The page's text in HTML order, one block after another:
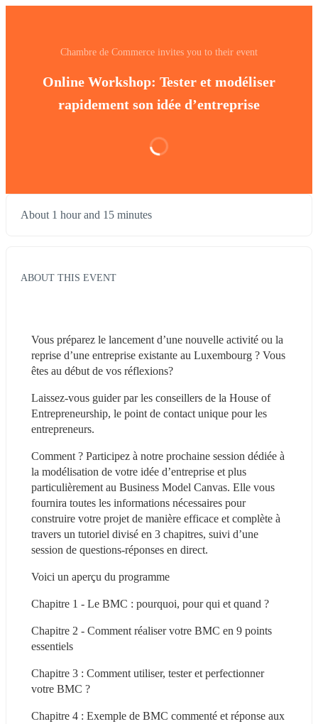
Chambre de Commerce invites you to their event
Online Workshop: Tester et modéliser
rapidement son idée d’entreprise
About 1 hour and 15 minutes
ABOUT THIS EVENT
Vous préparez le lancement d’une nouvelle activité ou la
reprise d’une entreprise existante au Luxembourg ? Vous
êtes au début de vos réflexions?
Laissez-vous guider par les conseillers de la House of
Entrepreneurship, le point de contact unique pour les
entrepreneurs.
Comment ? Participez à notre prochaine session dédiée à
la modélisation de votre idée d’entreprise et plus
particulièrement au Business Model Canvas. Elle vous
fournira toutes les informations nécessaires pour
construire votre projet de manière efficace et complète à
travers un tutoriel divisé en 3 chapitres, suivi d’une
session de questions-réponses en direct.
Voici un aperçu du programme
Chapitre 1 - Le BMC : pourquoi, pour qui et quand ?
Chapitre 2 - Comment réaliser votre BMC en 9 points
essentiels
Chapitre 3 : Comment utiliser, tester et perfectionner
votre BMC ?
Chapitre 4 : Exemple de BMC commenté et réponse aux